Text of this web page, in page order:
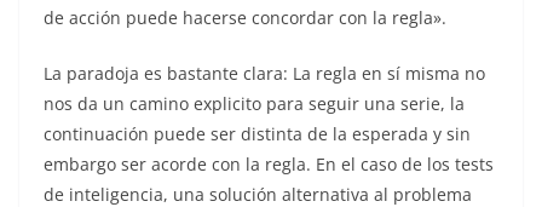
de acción puede hacerse concordar con la regla».
La paradoja es bastante clara: La regla en sí misma no
nos da un camino explicito para seguir una serie, la
continuación puede ser distinta de la esperada y sin
embargo ser acorde con la regla. En el caso de los tests
de inteligencia, una solución alternativa al problema